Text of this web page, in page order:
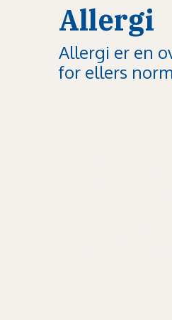
Allergi
Allergi er en
for ellers